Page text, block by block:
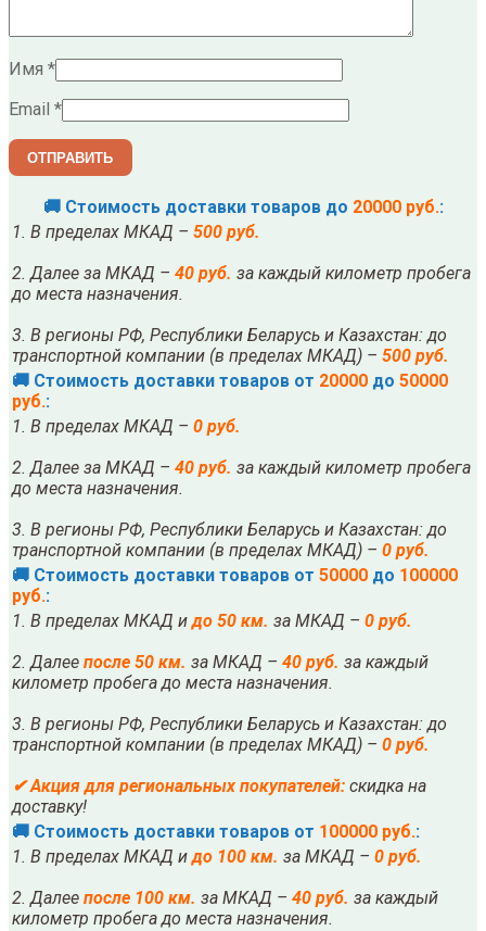
Имя *
Email *
🚚 Стоимость доставки товаров до 20000 руб.:
1. В пределах МКАД – 500 руб.
2. Далее за МКАД – 40 руб. за каждый километр пробега
до места назначения.
3. В регионы РФ, Республики Беларусь и Казахстан: до
транспортной компании (в пределах МКАД) – 500 руб.
🚚 Стоимость доставки товаров от 20000 до 50000
руб.:
1. В пределах МКАД – 0 руб.
2. Далее за МКАД – 40 руб. за каждый километр пробега
до места назначения.
3. В регионы РФ, Республики Беларусь и Казахстан: до
транспортной компании (в пределах МКАД) – 0 руб.
🚚 Стоимость доставки товаров от 50000 до 100000
руб.:
1. В пределах МКАД идо 50 км. за МКАД – 0 руб.
2. Далее после 50 км. за МКАД – 40 руб. за каждый
километр пробега до места назначения.
3. В регионы РФ, Республики Беларусь и Казахстан: до
транспортной компании (в пределах МКАД) – 0 руб.
✔ Акция для региональных покупателей: скидка на
доставку!
🚚 Стоимость доставки товаров от 100000 руб.:
1. В пределах МКАД идо 100 км. за МКАД – 0 руб.
2. Далее после 100 км. за МКАД – 40 руб. за каждый
километр пробега до места назначения.